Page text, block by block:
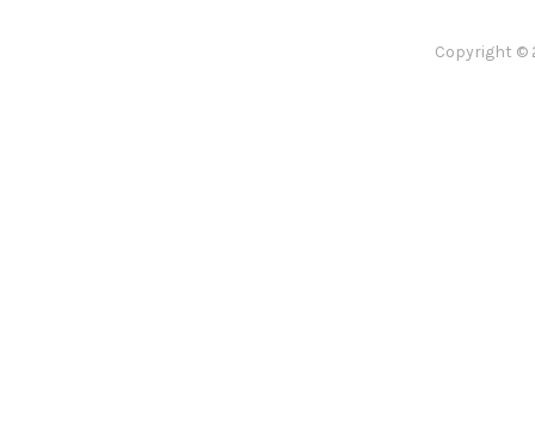
Copyright ©